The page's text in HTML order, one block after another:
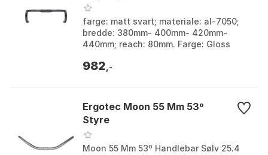
farge: matt svart; materiale: al-7050;
bredde: 380mm- 400mm- 420mm-
440mm; reach: 80mm. Farge: Gloss
Størrelse 2: 380mm, 400mm, ...
982 ,-
Ergotec Moon 55 Mm 53º
Styre
Moon 55 Mm 53º Handlebar Sølv 25.4